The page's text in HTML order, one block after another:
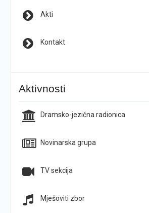
Akti
Kontakt
Aktivnosti
Dramsko-jezična radionica
Novinarska grupa
TV sekcija
Mješoviti zbor